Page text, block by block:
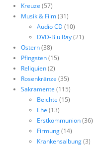
Kreuze (57)
Musik & Film(31)
Audio CD (10)
DVD-Blu Ray(21)
Ostern(38)
Pfingsten(15)
Reliquien(2)
Rosenkränze (35)
Sakramente (115)
Beichte (15)
Ehe (13)
Erstkommunion(36)
Firmung(14)
Krankensalbung(3)